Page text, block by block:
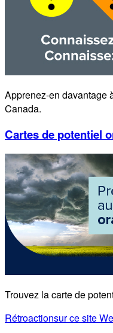
Apprenez-en davantage
Canada.
Cartes de potentiel
Trouvez la carte de
Rétroactionsur ce site